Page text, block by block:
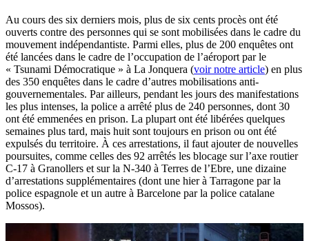
Au cours des six derniers mois, plus de six cents procès ont été
ouverts contre des personnes qui se sont mobilisées dans le cadre du
mouvement indépendantiste. Parmi elles, plus de 200 enquêtes ont
été lancées dans le cadre de l’occupation de l’aéroport par le
« Tsunami Démocratique » à La Jonquera (voir notre article) en plus
des 350 enquêtes dans le cadre d’autres mobilisations anti-
gouvernementales. Par ailleurs, pendant les jours des manifestations
les plus intenses, la police a arrêté plus de 240 personnes, dont 30
ont été emmenées en prison. La plupart ont été libérées quelques
semaines plus tard, mais huit sont toujours en prison ou ont été
expulsés du territoire. À ces arrestations, il faut ajouter de nouvelles
poursuites, comme celles des 92 arrêtés les blocage sur l’axe routier
C-17 à Granollers et sur la N-340 à Terres de l’Ebre, une dizaine
d’arrestations supplémentaires (dont une hier à Tarragone par la
police espagnole et un autre à Barcelone par la police catalane
Mossos).